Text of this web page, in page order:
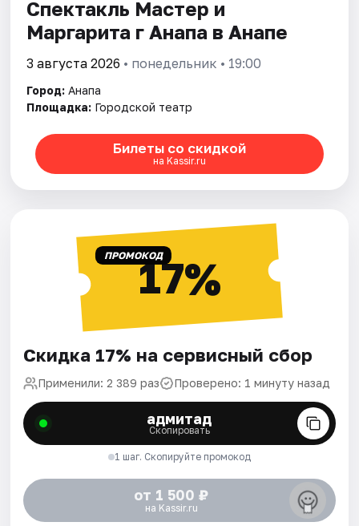
Спектакль Мастер и
Маргарита г Анапа в Анапе
3 августа 2026 • понедельник • 19:00
Город: Анапа
Площадка: Городской театр
Билеты со скидкой
на Kassir.ru
ПРОМОКОД17%
Скидка 17% на сервисный сбор
Применили: 2 389 раз Проверено: 1 минуту назад
адмитад
Скопировать
1 шаг. Скопируйте промокод
от 1 500 ₽
на Kassir.ru